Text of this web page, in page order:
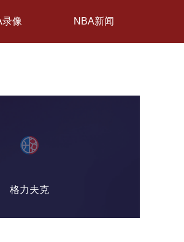
录像 NBA新闻
格力夫克